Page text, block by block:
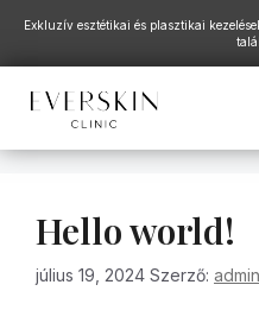
Exkluzív esztétikai és plasztikai
Hello world!
július 19, 2024 Szerző: admin